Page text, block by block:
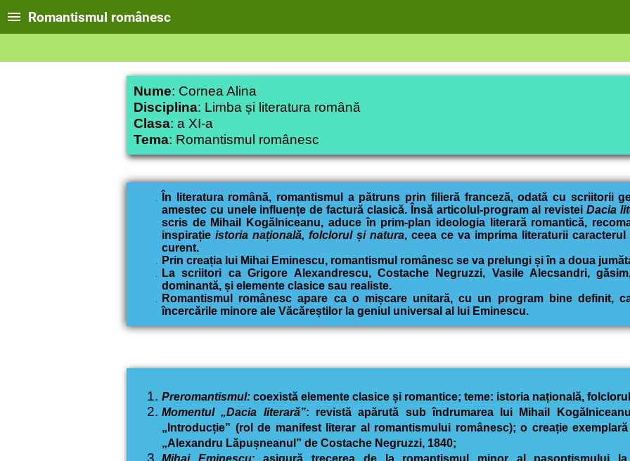
Romantismul românesc
Nume: Cornea Alina
Disciplina: Limba și literatura română
Clasa: a XI-a
Tema: Romantismul românesc
În literatura română, romantismul a pătruns prin filieră franceză, odată cu scriitorii
amestec cu unele influențe de factură clasică. Însă articolul-program al revistei Dacia
scris de Mihail Kogălniceanu, aduce în prim-plan ideologia literară romantică,
inspirație istoria națională, folclorul și natura, ceea ce va imprima literaturii
curent.
Prin creația lui Mihai Eminescu, romantismul românesc se va prelungi și în a doua
La scriitori ca Grigore Alexandrescu, Costache Negruzzi, Vasile Alecsandri,
dominantă, și elemente clasice sau realiste.
Romantismul românesc apare ca o mișcare unitară, cu un program bine definit,
încercările minore ale Văcăreștilor la geniul universal al lui Eminescu.
Preromantismul: coexistă elemente clasice și romantice; teme: istoria națională,
Momentul „Dacia literară”: revistă apărută sub îndrumarea lui Mihail
„Introducție” (rol de manifest literar al romantismului românesc); o creație
„Alexandru Lăpușneanul” de Costache Negruzzi, 1840;
Mihai Eminescu: asigură trecerea de la romantismul minor al pașoptismului